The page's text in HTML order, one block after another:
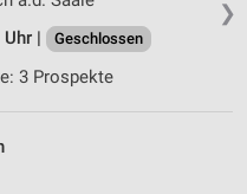
❯
|
Geschlossen
3 Prospekte
Auswahl von